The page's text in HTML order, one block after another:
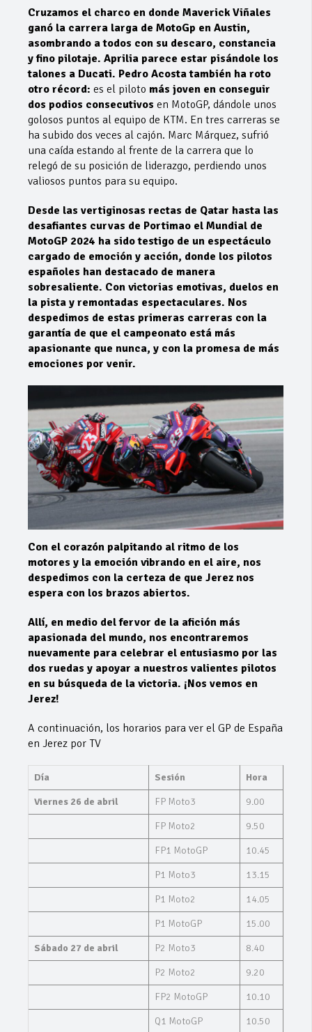
Cruzamos el charco en donde Maverick Viñales
ganó la carrera larga de MotoGp en Austin,
asombrando a todos con su descaro, constancia
y fino pilotaje. Aprilia parece estar pisándole los
talones a Ducati. Pedro Acosta también ha roto
otro récord: es el piloto más joven en conseguir
dos podios consecutivos en MotoGP, dándole unos
golosos puntos al equipo de KTM. En tres carreras se
ha subido dos veces al cajón. Marc Márquez, sufrió
una caída estando al frente de la carrera que lo
relegó de su posición de liderazgo, perdiendo unos
valiosos puntos para su equipo.
Desde las vertiginosas rectas de Qatar hasta las
desafiantes curvas de Portimao el Mundial de
MotoGP 2024 ha sido testigo de un espectáculo
cargado de emoción y acción, donde los pilotos
españoles han destacado de manera
sobresaliente. Con victorias emotivas, duelos en
la pista y remontadas espectaculares. Nos
despedimos de estas primeras carreras con la
garantía de que el campeonato está más
apasionante que nunca, y con la promesa de más
emociones por venir.
Con el corazón palpitando al ritmo de los
motores y la emoción vibrando en el aire, nos
despedimos con la certeza de que Jerez nos
espera con los brazos abiertos.
Allí, en medio del fervor de la afición más
apasionada del mundo, nos encontraremos
nuevamente para celebrar el entusiasmo por las
dos ruedas y apoyar a nuestros valientes pilotos
en su búsqueda de la victoria. ¡Nos vemos en
Jerez!
A continuación, los horarios para ver el GP de España
en Jerez por TV
Día Sesión Hora
Viernes 26 de abril FP Moto3 9.00
FP Moto2 9.50
FP1 MotoGP 10.45
P1 Moto3 13.15
P1 Moto2 14.05
P1 MotoGP 15.00
Sábado 27 de abril P2 Moto3 8.40
P2 Moto2 9.20
FP2 MotoGP 10.10
Q1 MotoGP 10.50